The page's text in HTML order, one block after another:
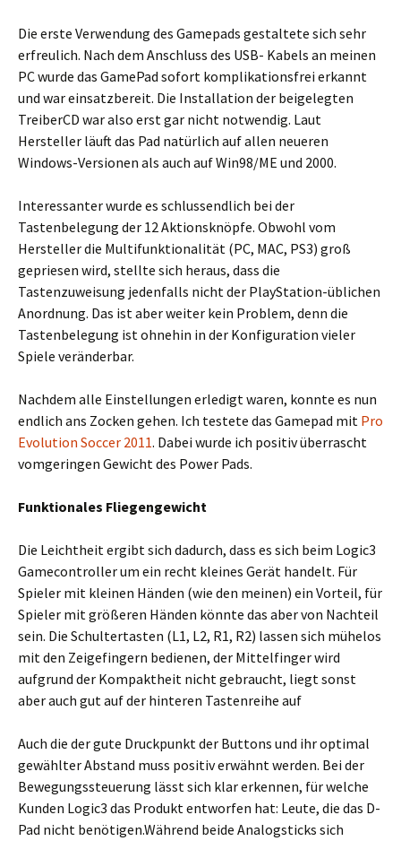
Die erste Verwendung des Gamepads gestaltete sich sehr
erfreulich. Nach dem Anschluss des USB- Kabels an meinen
PC wurde das GamePad sofort komplikationsfrei erkannt
und war einsatzbereit. Die Installation der beigelegten
TreiberCD war also erst gar nicht notwendig. Laut
Hersteller läuft das Pad natürlich auf allen neueren
Windows-Versionen als auch auf Win98/ME und 2000.
Interessanter wurde es schlussendlich bei der
Tastenbelegung der 12 Aktionsknöpfe. Obwohl vom
Hersteller die Multifunktionalität (PC, MAC, PS3) groß
gepriesen wird, stellte sich heraus, dass die
Tastenzuweisung jedenfalls nicht der PlayStation-üblichen
Anordnung. Das ist aber weiter kein Problem, denn die
Tastenbelegung ist ohnehin in der Konfiguration vieler
Spiele veränderbar.
Nachdem alle Einstellungen erledigt waren, konnte es nun
endlich ans Zocken gehen. Ich testete das Gamepad mit Pro
Evolution Soccer 2011. Dabei wurde ich positiv überrascht
vomgeringen Gewicht des Power Pads.
Funktionales Fliegengewicht
Die Leichtheit ergibt sich dadurch, dass es sich beim Logic3
Gamecontroller um ein recht kleines Gerät handelt. Für
Spieler mit kleinen Händen (wie den meinen) ein Vorteil, für
Spieler mit größeren Händen könnte das aber von Nachteil
sein. Die Schultertasten (L1, L2, R1, R2) lassen sich mühelos
mit den Zeigefingern bedienen, der Mittelfinger wird
aufgrund der Kompaktheit nicht gebraucht, liegt sonst
aber auch gut auf der hinteren Tastenreihe auf
Auch die der gute Druckpunkt der Buttons und ihr optimal
gewählter Abstand muss positiv erwähnt werden. Bei der
Bewegungssteuerung lässt sich klar erkennen, für welche
Kunden Logic3 das Produkt entworfen hat: Leute, die das D-
Pad nicht benötigen.Während beide Analogsticks sich